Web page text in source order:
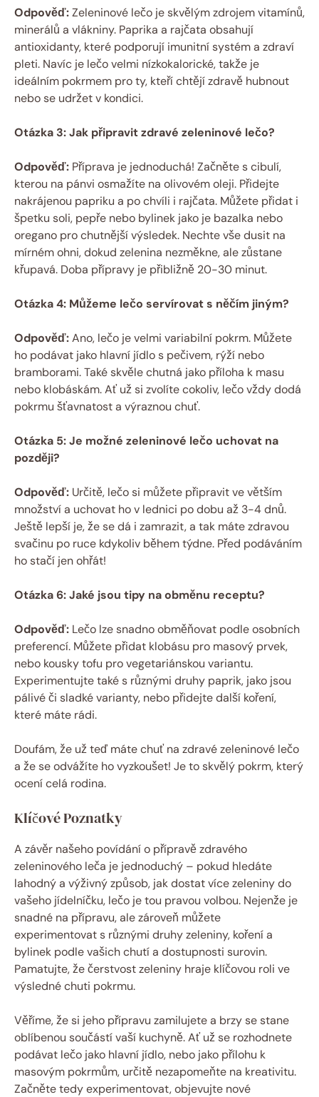
Odpověď:Zeleninové lečo je skvělým zdrojem vitamínů,
minerálů a vlákniny. Paprika a rajčata obsahují
antioxidanty, které podporují imunitní systém a zdraví
pleti. Navíc je lečo velmi nízkokalorické, takže je
ideálním pokrmem pro ty, kteří chtějí zdravě hubnout
nebo se udržet v kondici.
Otázka 3: Jak připravit zdravé zeleninové lečo?
Odpověď: Příprava je jednoduchá! Začněte s cibulí,
kterou na pánvi osmažíte na olivovém oleji. Přidejte
nakrájenou papriku a po chvíli i rajčata. Můžete přidat i
špetku soli, pepře nebo bylinek jako je bazalka nebo
oregano pro chutnější výsledek. Nechte vše dusit na
mírném ohni, dokud zelenina nezměkne, ale zůstane
křupavá. Doba přípravy je přibližně 20-30 minut.
Otázka 4: Můžeme lečo servírovat s něčím jiným?
Odpověď:Ano, lečo je velmi variabilní pokrm. Můžete
ho podávat jako hlavní jídlo s pečivem, rýží nebo
bramborami. Také skvěle chutná jako příloha k masu
nebo klobáskám. Ať už si zvolíte cokoliv, lečo vždy dodá
pokrmu šťavnatost a výraznou chuť.
Otázka 5: Je možné zeleninové lečo uchovat na
později?
Odpověď: Určitě, lečo si můžete připravit ve větším
množství a uchovat ho v lednici po dobu až 3-4 dnů.
Ještě lepší je, že se dá i zamrazit, a tak máte zdravou
svačinu po ruce kdykoliv během týdne. Před podáváním
ho stačí jen ohřát!
Otázka 6: Jaké jsou tipy na obměnu receptu?
Odpověď: Lečo lze snadno obměňovat podle osobních
preferencí. Můžete přidat klobásu pro masový prvek,
nebo kousky tofu pro vegetariánskou variantu.
Experimentujte také s různými druhy paprik, jako jsou
pálivé či sladké varianty, nebo přidejte další koření,
které máte rádi.
Doufám, že už teď máte chuť na zdravé zeleninové lečo
a že se odvážíte ho vyzkoušet! Je to skvělý pokrm, který
ocení celá rodina.
Klíčové Poznatky
A závěr našeho povídání o přípravě zdravého
zeleninového leča je jednoduchý – pokud hledáte
lahodný a výživný způsob, jak dostat více zeleniny do
vašeho jídelníčku, lečo je tou pravou volbou. Nejenže je
snadné na přípravu, ale zároveň můžete
experimentovat s různými druhy zeleniny, koření a
bylinek podle vašich chutí a dostupnosti surovin.
Pamatujte, že čerstvost zeleniny hraje klíčovou roli ve
výsledné chuti pokrmu.
Věříme, že si jeho přípravu zamilujete a brzy se stane
oblíbenou součástí vaší kuchyně. Ať už se rozhodnete
podávat lečo jako hlavní jídlo, nebo jako přílohu k
masovým pokrmům, určitě nezapomeňte na kreativitu.
Začněte tedy experimentovat, objevujte nové